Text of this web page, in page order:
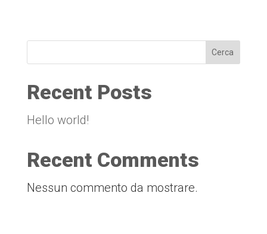
Cerca
Recent Posts
Hello world!
Recent Comments
Nessun commento da mostrare.